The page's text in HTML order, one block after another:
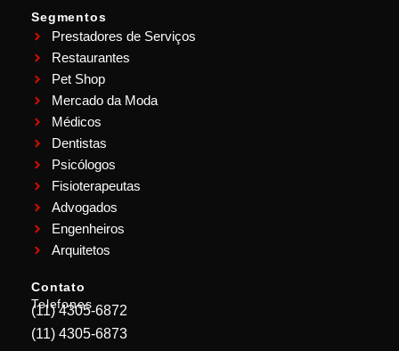
Segmentos
Prestadores de Serviços
Restaurantes
Pet Shop
Mercado da Moda
Médicos
Dentistas
Psicólogos
Fisioterapeutas
Advogados
Engenheiros
Arquitetos
Contato
Telefones
(11) 4305-6872
(11) 4305-6873